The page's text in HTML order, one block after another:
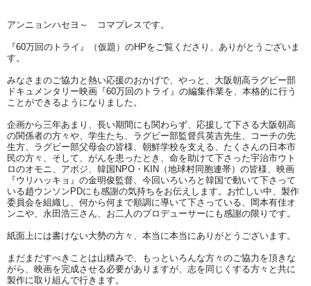
アンニョンハセヨ～ コマプレスです。
『60万回のトライ』（仮題）のHPをご覧くださり、 ありがとうございま
す。
みなさまのご協力と熱い応援のおかげで、やっと、 大阪朝高ラグビー部
ドキュメンタリー映画『60万回のトライ』の編集作業を、 本格的に行う
ことができるようになりました。
企画から三年あまり、長い期間にも関わらず、 応援して下さる大阪朝高
の関係者の方々や、学生たち、 ラグビー部監督呉英吉先生、コーチの先
生方、 ラグビー部父母会の皆様、朝鮮学校を支える、 たくさんの日本市
民の方々、そして、がんを患ったとき、 命を助けて下さった宇治市ウト
ロのオモニ、アボジ、韓国NPO・ KIN（地球村同胞連帯）の皆様、映画
『ウリハッキョ』 の金明俊監督、 今回いろいろと韓国で動いて下さって
いる趙ウンソンPDにも感謝の気持ちをお伝えします。お忙しい中、製作
委員会を組織し、何から何まで順調に導いて下さっている、岡本有佳オ
ンニや、永田浩三さん、お二人のプロデューサーにも感謝の限りです。
紙面上には書けない大勢の方々、本当に本当にありがとうございます。
まだまだすべきことは山積みで、
もっといろんな方々のご協力を頂きな
がら、映画を完成させる必要がありますが、志を同じくする方々と共に
製作に取り組んで行きます。